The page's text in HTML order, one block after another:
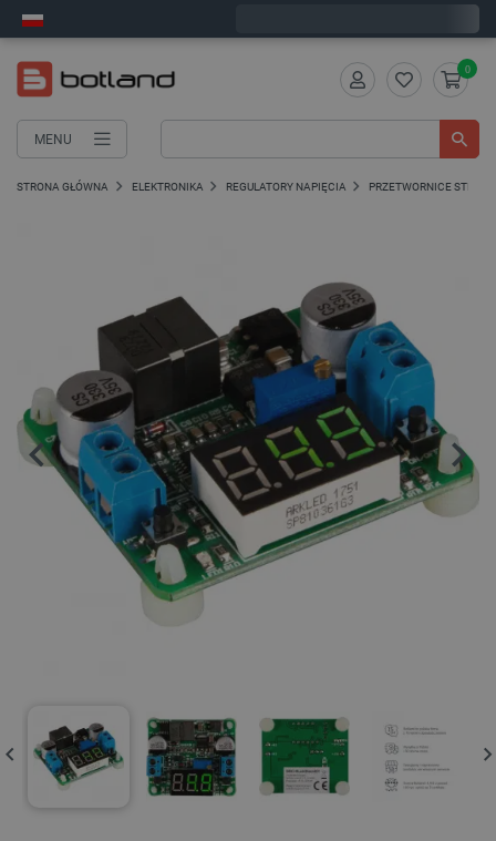
MENU
0
STRONA GŁÓWNA ELEKTRONIKA REGULATORY NAPIĘCIA PRZETWORNICE STEP-